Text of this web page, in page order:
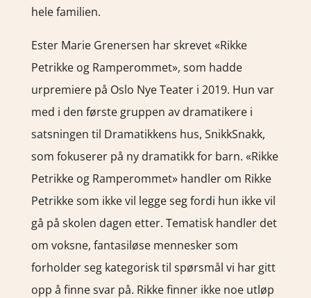
hele familien.
Ester Marie Grenersen har skrevet «Rikke
Petrikke og Ramperommet», som hadde
urpremiere på Oslo Nye Teater i 2019. Hun var
med i den første gruppen av dramatikere i
satsningen til Dramatikkens hus, SnikkSnakk,
som fokuserer på ny dramatikk for barn. «Rikke
Petrikke og Ramperommet» handler om Rikke
Petrikke som ikke vil legge seg fordi hun ikke vil
gå på skolen dagen etter. Tematisk handler det
om voksne, fantasiløse mennesker som
forholder seg kategorisk til spørsmål vi har gitt
opp å finne svar på. Rikke finner ikke noe utløp